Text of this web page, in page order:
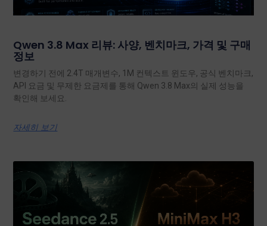
Qwen 3.8 Max 리뷰: 사양, 벤치마크, 가격 및 구매
정보
변경하기 전에 2.4T 매개변수, 1M 컨텍스트 윈도우, 공식 벤치마크,
API 요금 및 무제한 요금제를 통해 Qwen 3.8 Max의 실제 성능을
확인해 보세요.
자세히 보기